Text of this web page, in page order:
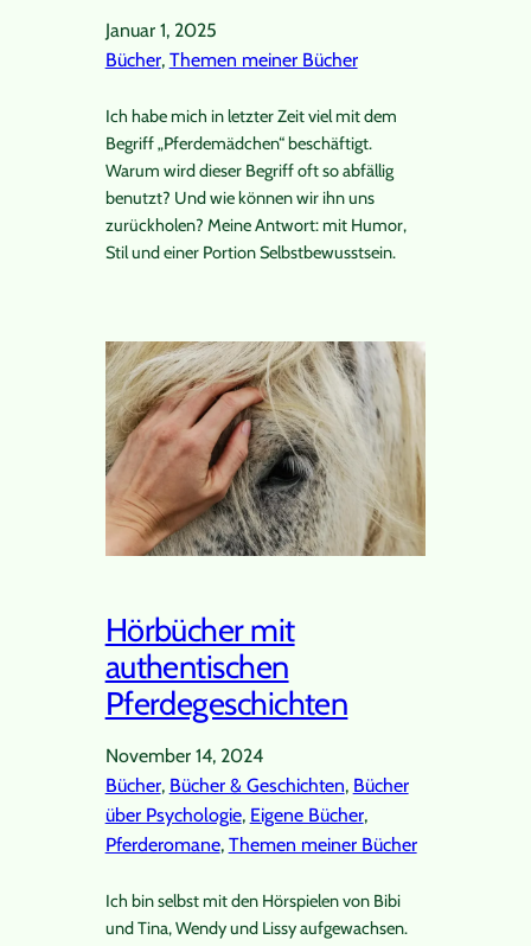
Januar 1, 2025
Bücher, Themen meiner Bücher
Ich habe mich in letzter Zeit viel mit dem
Begriff „Pferdemädchen“ beschäftigt.
Warum wird dieser Begriff oft so abfällig
benutzt? Und wie können wir ihn uns
zurückholen? Meine Antwort: mit Humor,
Stil und einer Portion Selbstbewusstsein.
Hörbücher mit
authentischen
Pferdegeschichten
November 14, 2024
Bücher, Bücher & Geschichten, Bücher
über Psychologie, Eigene Bücher,
Pferderomane, Themen meiner Bücher
Ich bin selbst mit den Hörspielen von Bibi
und Tina, Wendy und Lissy aufgewachsen.